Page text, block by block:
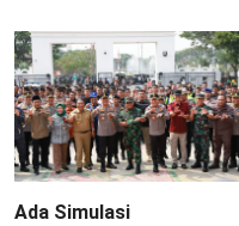
Ada Simulasi